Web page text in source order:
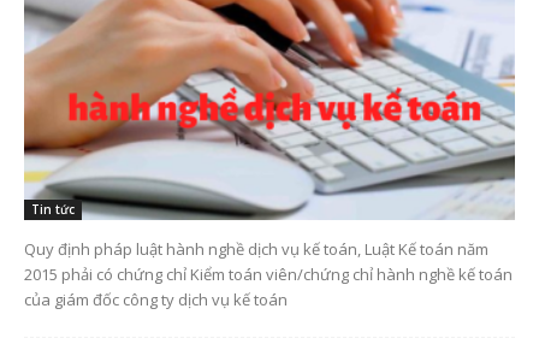
Tin tức
Quy định pháp luật hành nghề dịch vụ kế toán, Luật Kế toán năm
2015 phải có chứng chỉ Kiểm toán viên/chứng chỉ hành nghề kế toán
của giám đốc công ty dịch vụ kế toán